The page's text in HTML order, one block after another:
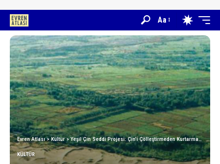
Aa
Evren Atlası>Kültür>Yeşil Çin Seddi Projesi: Çin’i Çölleştirmeden Kurtarma Projesi
KÜLTÜR